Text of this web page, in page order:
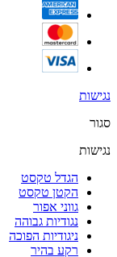
נגישות
סגור
נגישות
הגדל טקסט
הקטן טקסט
גווני אפור
נגודיות גבוהה
ניגודיות הפוכה
רקע בהיר